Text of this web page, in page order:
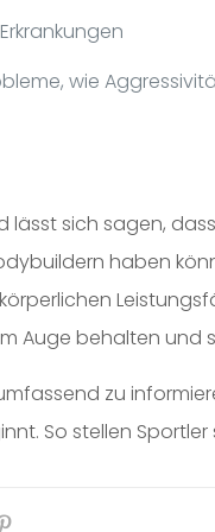
wie
lässt sich sagen,
haben
Auge behalten und
zu
So stellen